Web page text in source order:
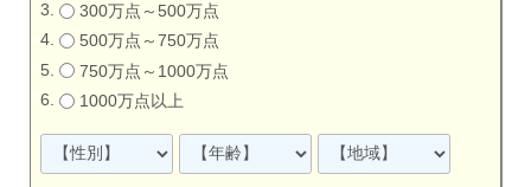
300万点～500万点
500万点～750万点
750万点～1000万点
1000万点以上